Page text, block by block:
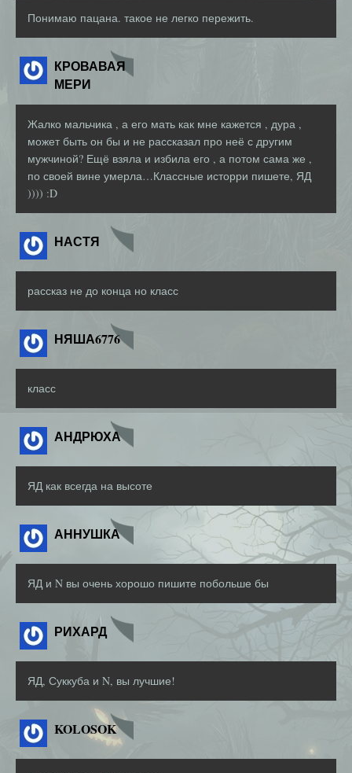
Понимаю пацана. такое не легко пережить.
КРОВАВАЯ
МЕРИ
Жалко мальчика , а его мать как мне кажется , дура ,
может быть он бы и не рассказал про неё с другим
мужчиной? Ещё взяла и избила его , а потом сама же ,
по своей вине умерла…Классные исторри пишете, ЯД
)))) :D
НАСТЯ
рассказ не до конца но класс
НЯША6776
класс
АНДРЮХА
ЯД как всегда на высоте
АННУШКА
ЯД и N вы очень хорошо пишите побольше бы
РИХАРД
ЯД, Суккуба и N, вы лучшие!
KOLOSOK